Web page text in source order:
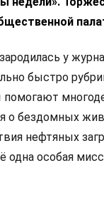
у
быстро
о бездомных
нефтяных
одна особая